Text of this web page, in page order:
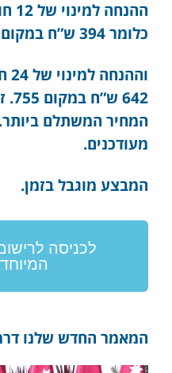
כלומר 394 ש”ח במקום 448;
המחיר המשתלם
מעודכנים.
המבצע מוגבל בזמן.
לכניסה
המאמר החדש שלנו